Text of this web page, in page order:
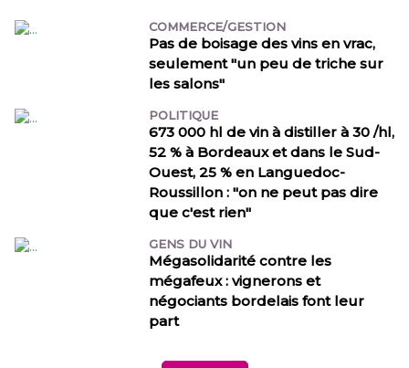
COMMERCE/GESTION
Pas de boisage des vins en vrac,
seulement "un peu de triche sur
les salons"
POLITIQUE
673 000 hl de vin à distiller à 30 /hl,
52 % à Bordeaux et dans le Sud-
Ouest, 25 % en Languedoc-
Roussillon : "on ne peut pas dire
que c'est rien"
GENS DU VIN
Mégasolidarité contre les
mégafeux : vignerons et
négociants bordelais font leur
part